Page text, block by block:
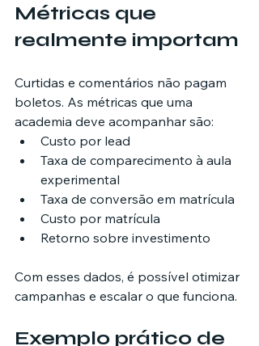
Métricas que
realmente importam
Curtidas e comentários não pagam
boletos. As métricas que uma
academia deve acompanhar são:
Custo por lead
Taxa de comparecimento à aula
experimental
Taxa de conversão em matrícula
Custo por matrícula
Retorno sobre investimento
Com esses dados, é possível otimizar
campanhas e escalar o que funciona.
Exemplo prático de